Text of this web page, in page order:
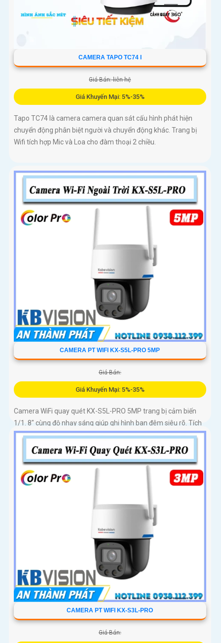
CAMERA TAPO TC74 I
Giá Bán: liên hệ
Giá Khuyến Mại: 5%-35%
Tapo TC74 là camera camera quan sát cấu hình phát hiện
chuyển động phân biệt người và chuyển động khác. Trang bị
Wifi tích hợp Mic và Loa cho đàm thoại 2 chiều.
CAMERA PT WIFI KX-S5L-PRO 5MP
Giá Bán:
Giá Khuyến Mại: 5%-35%
Camera WiFi quay quét KX-S5L-PRO 5MP trang bị cảm biến
1/1. 8" cùng độ nhạy sáng giúp ghi hình ban đêm siêu rõ. Tích
hợp Auto Tracking, phát hiện người, phương tiện, quay quét
CAMERA PT WIFI KX-S3L-PRO
Giá Bán: